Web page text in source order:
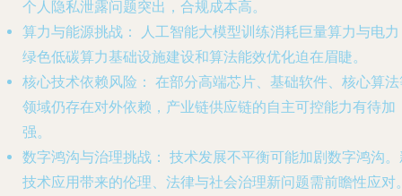
个人隐私泄露问题突出，合规成本高。
算力与能源挑战：
人工智能大模型训练消耗巨量算力与电
绿色低碳算力基础设施建设和算法能效优化迫在眉睫。
核心技术依赖风险： 在部分高端芯片、基础软件、核心算
领域仍存在对外依赖，产业链供应链的自主可控能力有待加
强。
数字鸿沟与治理挑战： 技术发展不平衡可能加剧数字鸿沟
技术应用带来的伦理、法律与社会治理新问题需前瞻性应对